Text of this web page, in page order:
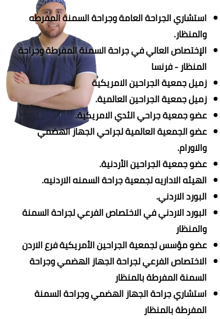
استشاري الجراحة العامة وجراحة السمنة المفرطه
والمنظار.
الإختصاص العالي في جراحة السمنة المفرطة وجراحة
المنظار - فرنسا
زميل جمعية الجراحين الامريكية
زميل جمعية الجراحين العالمية.
عضو جمعية جراحي الثدي الامريكية.
عضو الجمعية العالمية لجراحي الجهاز الهضمي
والاورام.
عضو جمعية الجراحين الأردنية.
الهيئه الاداريه لجمعية جراحة السمنه الاردنيه.
البورد الاردني.
البورد الاردني في الاختصاص الفرعي لجراحة السمنة
والمنظار
عضو مؤسس لجمعية الجراحين الأمريكية فرع الاردن
الاختصاص الفرعي لجراحة الجهاز الهضمي وجراحة
السمنة المفرطة بالمنظار
استشاري جراحة الجهاز الهضمي وجراحة السمنة
المفرطة بالمنظار